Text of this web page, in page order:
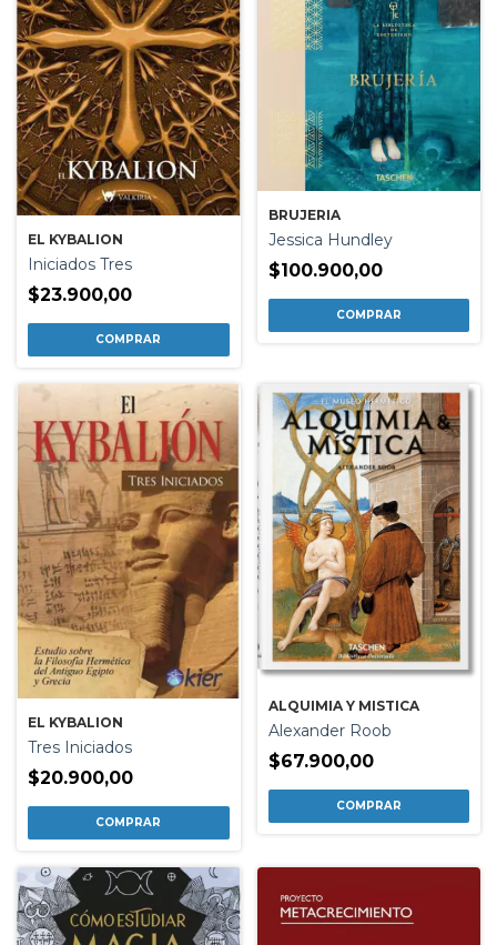
EL KYBALION
Iniciados Tres
$23.900,00
BRUJERIA
Jessica Hundley
$100.900,00
EL KYBALION
Tres Iniciados
$20.900,00
ALQUIMIA Y MISTICA
Alexander Roob
$67.900,00